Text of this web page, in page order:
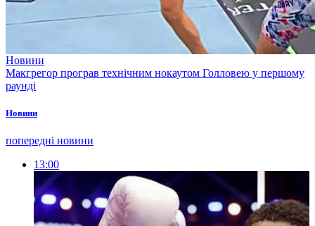
Новини
Макгрегор програв технічним нокаутом Голловею у першому
раунді
Новини
попередні новини
13:00